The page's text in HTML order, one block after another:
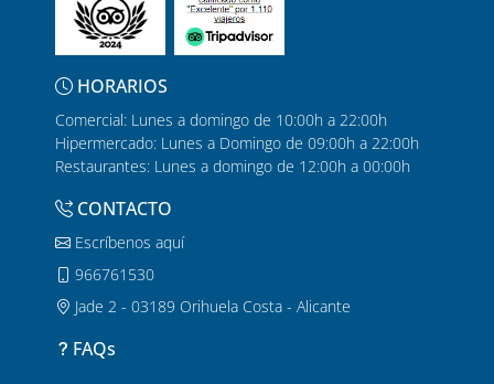
HORARIOS
Comercial: Lunes a domingo de 10:00h a 22:00h
Hipermercado: Lunes a Domingo de 09:00h a 22:00h
Restaurantes: Lunes a domingo de 12:00h a 00:00h
CONTACTO
Escríbenos aquí
966761530
Jade 2 - 03189 Orihuela Costa - Alicante
FAQs